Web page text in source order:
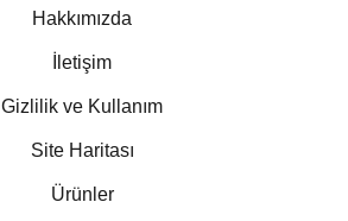
Hakkımızda
İletişim
Gizlilik ve Kullanım
Site Haritası
Ürünler